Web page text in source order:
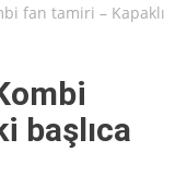
fan tamiri – Kapaklı
başlıca